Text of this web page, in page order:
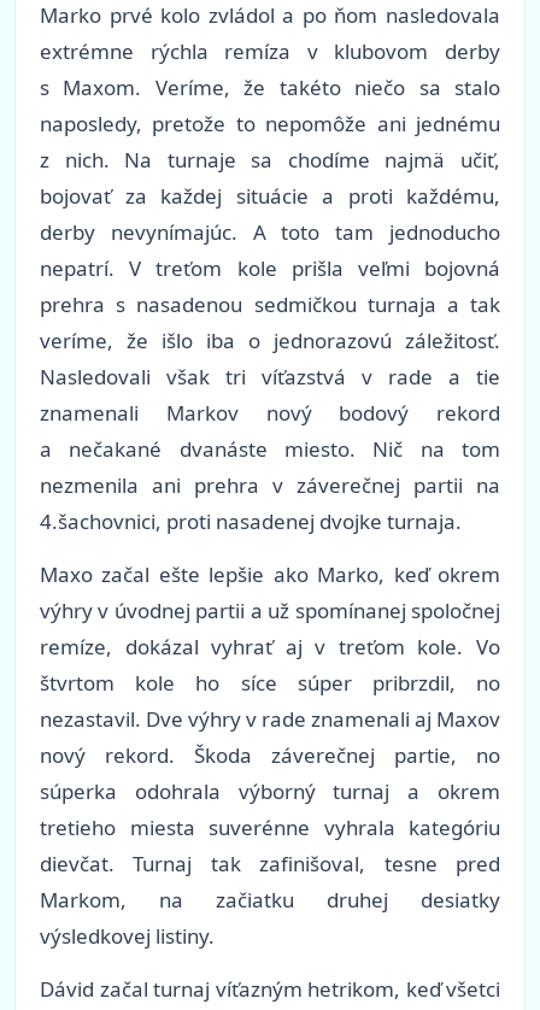
Marko prvé kolo zvládol a po ňom nasledovala
extrémne rýchla remíza v klubovom derby
s Maxom. Veríme, že takéto niečo sa stalo
naposledy, pretože to nepomôže ani jednému
z nich. Na turnaje sa chodíme najmä učiť,
bojovať za každej situácie a proti každému,
derby nevynímajúc. A toto tam jednoducho
nepatrí. V treťom kole prišla veľmi bojovná
prehra s nasadenou sedmičkou turnaja a tak
veríme, že išlo iba o jednorazovú záležitosť.
Nasledovali však tri víťazstvá v rade a tie
znamenali Markov nový bodový rekord
a nečakané dvanáste miesto. Nič na tom
nezmenila ani prehra v záverečnej partii na
4.šachovnici, proti nasadenej dvojke turnaja.
Maxo začal ešte lepšie ako Marko, keď okrem
výhry v úvodnej partii a už spomínanej spoločnej
remíze, dokázal vyhrať aj v treťom kole. Vo
štvrtom kole ho síce súper pribrzdil, no
nezastavil. Dve výhry v rade znamenali aj Maxov
nový rekord. Škoda záverečnej partie, no
súperka odohrala výborný turnaj a okrem
tretieho miesta suverénne vyhrala kategóriu
dievčat. Turnaj tak zafinišoval, tesne pred
Markom, na začiatku druhej desiatky
výsledkovej listiny.
Dávid začal turnaj víťazným hetrikom, keď všetci